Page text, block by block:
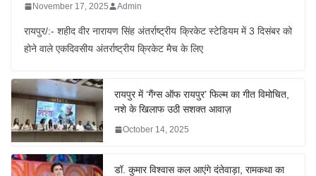
November 17, 2025 Admin
रायपुर/:- शहीद वीर नारायण सिंह अंतर्राष्ट्रीय क्रिकेट स्टेडियम में 3 दिसंबर को
होने वाले एकदिवसीय अंतर्राष्ट्रीय क्रिकेट मैच के लिए
रायपुर में ‘गैंग्स ऑफ रायपुर’ फिल्म का गीत विमोचित,
नशे के खिलाफ उठी सशक्त आवाज़
October 14, 2025
डॉ. कुमार विश्वास कल आएंगे दंतेवाड़ा, रामकथा का